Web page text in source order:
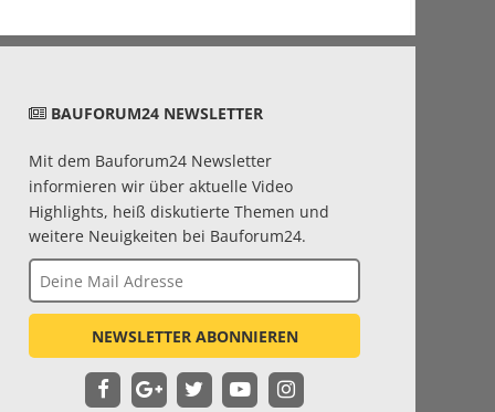
BAUFORUM24 NEWSLETTER
Mit dem Bauforum24 Newsletter
informieren wir über aktuelle Video
Highlights, heiß diskutierte Themen und
weitere Neuigkeiten bei Bauforum24.
NEWSLETTER ABONNIEREN